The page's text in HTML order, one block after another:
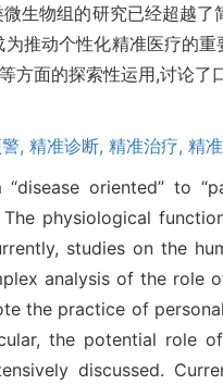
生物组的研究已经超越
推动个性化精准医疗的
方面的探索性运用,讨论
, 精准诊断, 精准治疗, 精
oriented” to
physiological
studies on the
analysis of the role
the practice of
the potential role
discussed.